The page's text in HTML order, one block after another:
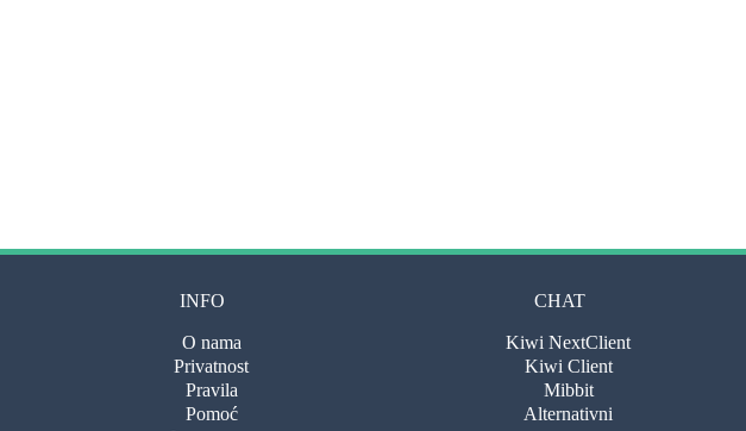
INFO
O nama
Privatnost
Pravila
Pomoć
CHAT
Kiwi NextClient
Kiwi Client
Mibbit
Alternativni